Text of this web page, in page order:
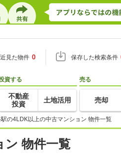
見た物件 0 保存した検索条件
資する
不動産
投資
土地活用
売る
売却
の4LDK以上の中古マンション 物件一覧
ン 物件一覧